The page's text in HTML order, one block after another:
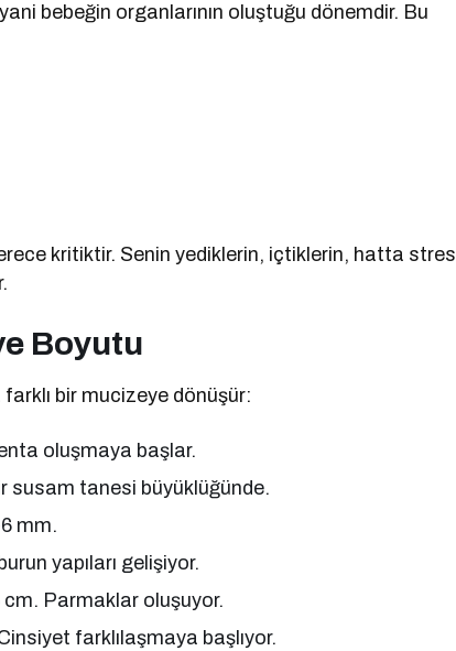
bebeğin organlarının oluştuğu dönemdir. Bu
kritiktir. Senin yediklerin, içtiklerin, hatta stres
Boyutu
bir mucizeye dönüşür:
oluşmaya başlar.
susam tanesi büyüklüğünde.
mm.
yapıları gelişiyor.
cm. Parmaklar oluşuyor.
farklılaşmaya başlıyor.